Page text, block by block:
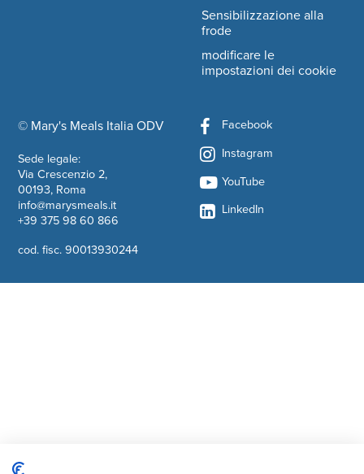
© Mary's Meals Italia ODVcompany information
Sede legale:
Via Crescenzio 2,
00193, Roma
info@marysmeals.it
+39 375 98 60 866
cod. fisc. 90013930244
Sensibilizzazione alla
frode
modificare le
impostazioni dei cookie
Facebook
Instagram
YouTube
LinkedIn